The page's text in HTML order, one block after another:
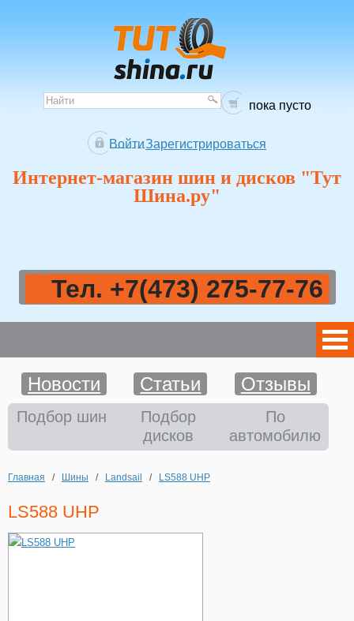
пока пусто
Зарегистрироваться
Войти
Интернет-магазин шин и дисков "Тут
Шина.ру"
Тел. +7(473) 275-77-76
Шины
Диски
Аккумуляторы
Аксессуары
Новости Статьи Отзывы
Подбор шин
Подбор
дисков
По
автомобилю
Главная / Шины / Landsail / LS588 UHP
LS588 UHP